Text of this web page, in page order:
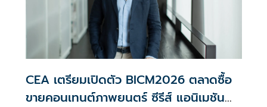
CEA เตรียมเปิดตัว BICM2026 ตลาดซื้อ
ขายคอนเทนต์ภาพยนตร์ ซีรีส์ แอนิเมชัน